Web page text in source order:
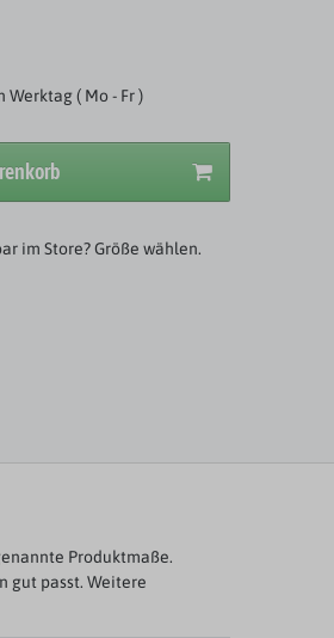
( Mo - Fr )
im Store? Größe wählen.
Produktmaße.
gut passt. Weitere